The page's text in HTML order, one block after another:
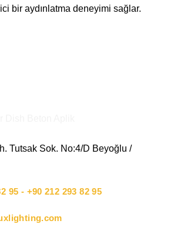
bir aydınlatma deneyimi sağlar.
Tutsak Sok. No:4/D Beyoğlu /
95 - +90 212 293 82 95